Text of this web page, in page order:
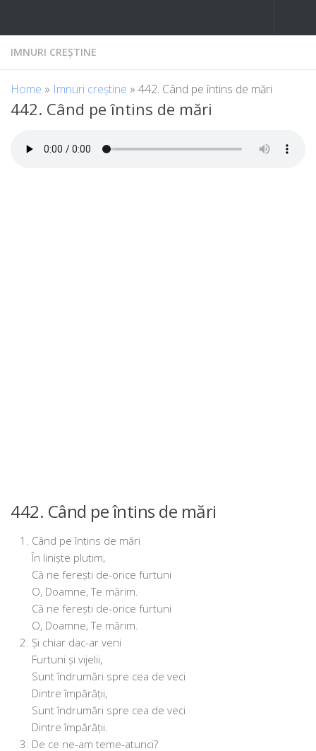
IMNURI CREȘTINE
Home » Imnuri creștine » 442. Când pe întins de mări
442. Când pe întins de mări
442. Când pe întins de mări
Când pe întins de mări
În liniș­te plutim,
Că ne ferești de-ori­ce furtuni
O, Doamne, Te mărim.
Că ne ferești de-ori­ce furtuni
O, Doamne, Te mărim.
Și chiar dac-ar veni
Furtuni și vijelii,
Sunt îndru­mări spre cea de veci
Dintre împărății,
Sunt îndru­mări spre cea de veci
Dintre împărății.
De ce ne-am teme-atunci?